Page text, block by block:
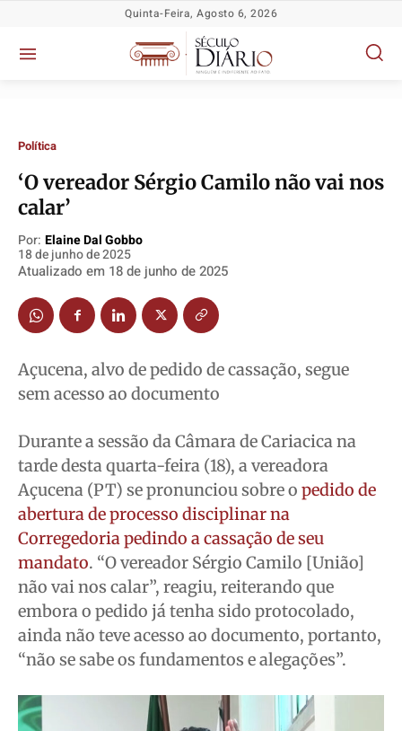
Política
Socioeconômicas
TV Século
Justiça
Educação
Meio Ambiente
Saúde
Cidades
Direitos
Economia
Cultura
Colunas
Caetano Roque
Gustavo Bastos
Jr Mignone (in memorian)
Política
Socioeconômicas
TV Século
Justiça
Educação
Meio Ambiente
Saúde
Cidades
Direitos
Economia
Cultura
Colunas
Caetano Roque
Gustavo Bastos
Jr Mignone (in memorian)
Política
Socioeconômicas
TV Século
Justiça
Educação
Meio Ambiente
Saúde
Cidades
Direitos
Economia
Cultura
Colunas
Caetano Roque
Gustavo Bastos
Jr Mignone (in memorian)
Política
Socioeconômicas
TV Século
Justiça
Educação
Meio Ambiente
Saúde
Cidades
Direitos
Economia
Cultura
Colunas
Caetano Roque
Gustavo Bastos
Jr Mignone (in memorian)
Quinta-Feira, Agosto 6, 2026
Política
‘O vereador Sérgio Camilo não vai nos
calar’
Por: Elaine Dal Gobbo
18 de junho de 2025
Atualizado em 18 de junho de 2025
Açucena, alvo de pedido de cassação, segue
sem acesso ao documento
Durante a sessão da Câmara de Cariacica na
tarde desta quarta-feira (18), a vereadora
Açucena (PT) se pronunciou sobre o pedido de
abertura de processo disciplinar na
Corregedoria pedindo a cassação de seu
mandato. “O vereador Sérgio Camilo [União]
não vai nos calar”, reagiu, reiterando que
embora o pedido já tenha sido protocolado,
ainda não teve acesso ao documento, portanto,
“não se sabe os fundamentos e alegações”.